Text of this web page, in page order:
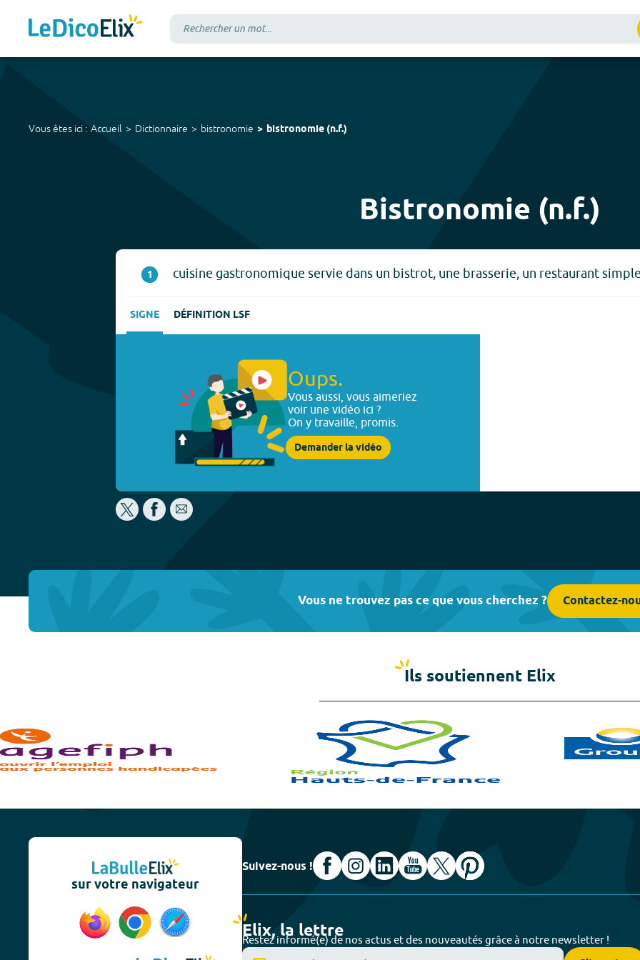
Vous êtes ici : Accueil Dictionnaire bistronomie bistronomie (n.f.)
Bistronomie (n.f.)
1 cuisine gastronomique servie dans un bistrot, une brasserie, un restaurant
SIGNE DÉFINITION LSF
Oups.
Vous aussi, vous aimeriez
voir une vidéo ici ?
On y travaille, promis.
Demander la vidéo
Vous ne trouvez pas ce que vous cherchez ? Contactez-
Ils soutiennent Elix
sur votre navigateur
Suivez-nous !
Elix, la lettre
Restez informé(e) de nos actus et des nouveautés grâce à notre newsletter !